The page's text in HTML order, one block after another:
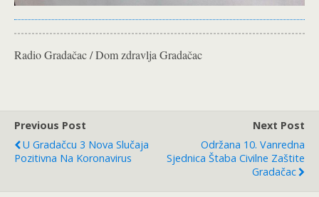
Radio Gradačac / Dom zdravlja Gradačac
Previous Post
U Gradačcu 3 Nova Slučaja
Pozitivna Na Koronavirus
Next Post
Održana 10. Vanredna
Sjednica Štaba Civilne Zaštite
Gradačac